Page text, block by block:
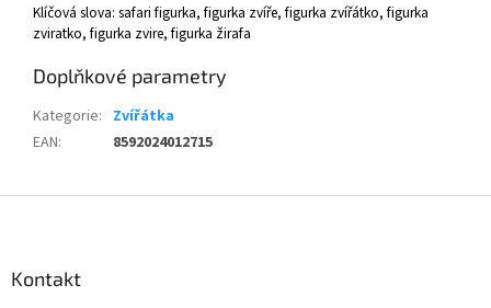
Klíčová slova: safari figurka, figurka zvíře, figurka zvířátko, figurka
zviratko, figurka zvire, figurka žirafa
Doplňkové parametry
Kategorie: Zvířátka
EAN: 8592024012715
Kontakt